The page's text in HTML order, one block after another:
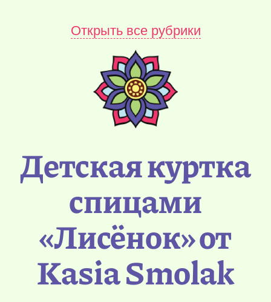
Открыть все рубрики
Детская куртка
спицами
«Лисёнок» от
Kasia Smolak